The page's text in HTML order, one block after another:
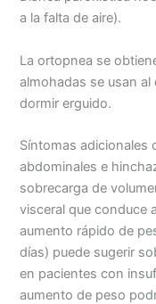
a la falta de aire).
La ortopnea se
almohadas se usan
dormir erguido.
Síntomas adicionales
abdominales e
sobrecarga de
visceral que conduce
aumento rápido de
días) puede sugerir
en pacientes con
aumento de peso